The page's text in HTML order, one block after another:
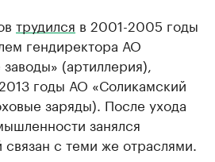
трудился в 2001-2005 годы
гендиректора АО
(артиллерия),
годы АО «Соликамский
заряды). После ухода
занялся
с теми же отраслями.